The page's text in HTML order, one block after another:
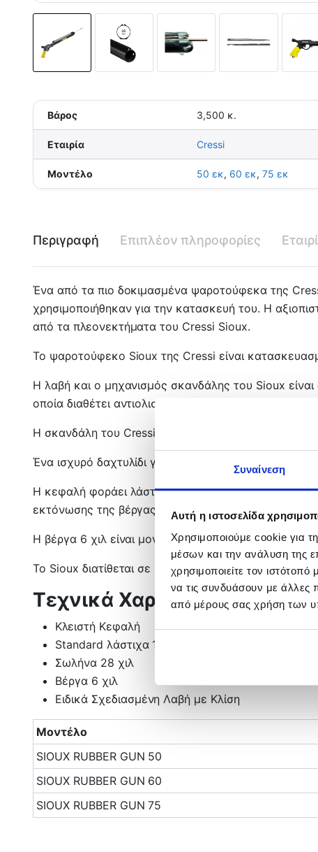
Συναίνεση
Αυτή η ιστοσελίδα
Χρησιμοποιούμε cookie για
μέσων και την ανάλυση της
χρησιμοποιείτε τον
να τις συνδυάσουν με άλλες
από μέρους σας χρήση των
Βάρος 3,500 κ.
Εταιρία Cressi
Μοντέλο 50 εκ, 60 εκ, 75 εκ
Περιγραφή Επιπλέον πληροφορίες
Ένα από τα πιο δοκιμασμένα ψαροτούφεκα της
χρησιμοποιήθηκαν για την κατασκευή του. Η
από τα πλεονεκτήματα του Cressi Sioux.
Το ψαροτούφεκο Sioux της Cressi είναι
Η λαβή και ο μηχανισμός σκανδάλης του Sioux είναι
οποία διαθέτει αντιολισθητικό υλικό – έχει
Η σκανδάλη του Cressi Sioux είναι ευαίσθητη,
Ένα ισχυρό δαχτυλίδι για τη μεσινέζα βρίσκεται
Η κεφαλή φοράει λάστιχα 13 χιλ, με μεταλλική
εκτόνωσης της βέργας. Η κεφαλή του Sioux διαθέτει
Η βέργα 6 χιλ είναι μονόφτερη, με δύο εγκοπές.
Το Sioux διατίθεται σε εκδόσεις των 50 (45 εκ
Τεχνικά Χαρακτηριστικά
Κλειστή Κεφαλή
Standard λάστιχα 13 χιλ
Σωλήνα 28 χιλ
Βέργα 6 χιλ
Ειδικά Σχεδιασμένη Λαβή με Κλίση
Μοντέλο
SIOUX RUBBER GUN 50
SIOUX RUBBER GUN 60
SIOUX RUBBER GUN 75